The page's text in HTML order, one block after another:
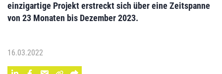
einzigartige Projekt erstreckt sich über eine Zeitspanne
von 23 Monaten bis Dezember 2023.
16.03.2022